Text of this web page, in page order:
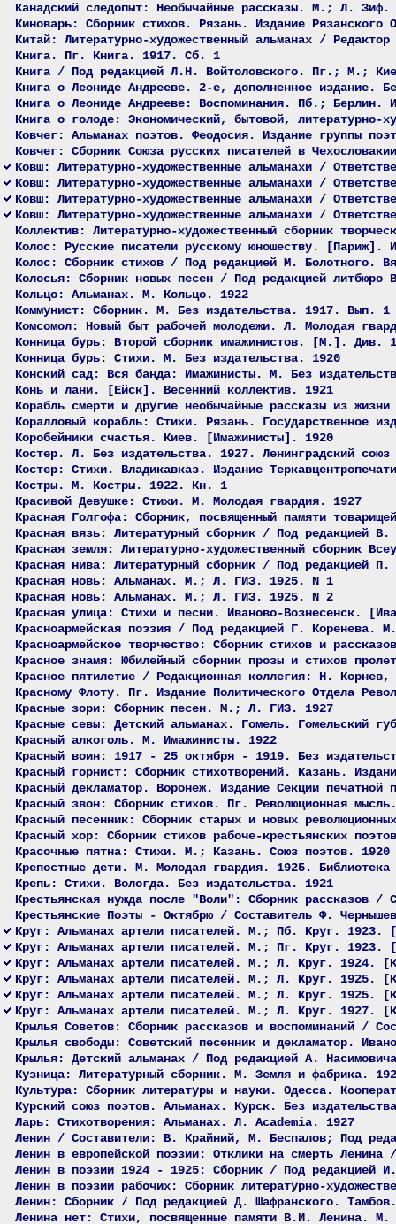
Канадский следопыт: Необычайные рассказы. М.; Л.
Киноварь: Сборник стихов. Рязань. Издание Рязанского
Китай: Литературно-художественный альманах /
Книга. Пг. Книга. 1917. Сб. 1
Книга / Под редакцией Л.Н. Войтоловского. Пг.; М.;
Книга о Леониде Андрееве. 2-е, дополненное издание.
Книга о Леониде Андрееве: Воспоминания. Пб.; Берлин.
Книга о голоде: Экономический, бытовой, литературно-
Ковчег: Альманах поэтов. Феодосия. Издание группы
Ковчег: Сборник Союза русских писателей в
Ковш: Литературно-художественные альманахи /
Ковш: Литературно-художественные альманахи /
Ковш: Литературно-художественные альманахи /
Ковш: Литературно-художественные альманахи /
Коллектив: Литературно-художественный сборник
Колос: Русские писатели русскому юношеству. [Париж].
Колос: Сборник стихов / Под редакцией М. Болотного.
Колосья: Сборник новых песен / Под редакцией
Кольцо: Альманах. М. Кольцо. 1922
Коммунист: Сборник. М. Без издательства. 1917. Вып. 1
Комсомол: Новый быт рабочей молодежи. Л. Молодая
Конница бурь: Второй сборник имажинистов. [М.]. Див.
Конница бурь: Стихи. М. Без издательства. 1920
Конский сад: Вся банда: Имажинисты. М. Без
Конь и лани. [Ейск]. Весенний коллектив. 1921
Корабль смерти и другие необычайные рассказы из
Коралловый корабль: Стихи. Рязань. Государственное
Коробейники счастья. Киев. [Имажинисты]. 1920
Костер. Л. Без издательства. 1927. Ленинградский союз
Костер: Стихи. Владикавказ. Издание
Костры. М. Костры. 1922. Кн. 1
Красивой Девушке: Стихи. М. Молодая гвардия. 1927
Красная Голгофа: Сборник, посвященный памяти
Красная вязь: Литературный сборник / Под редакцией
Красная земля: Литературно-художественный сборник
Красная нива: Литературный сборник / Под редакцией
Красная новь: Альманах. М.; Л. ГИЗ. 1925. N 1
Красная новь: Альманах. М.; Л. ГИЗ. 1925. N 2
Красная улица: Стихи и песни. Иваново-Вознесенск.
Красноармейская поэзия / Под редакцией Г. Коренева.
Красноармейское творчество: Сборник стихов и
Красное знамя: Юбилейный сборник прозы и стихов
Красное пятилетие / Редакционная коллегия: Н.
Красному Флоту. Пг. Издание Политического Отдела
Красные зори: Сборник песен. М.; Л. ГИЗ. 1927
Красные севы: Детский альманах. Гомель. Гомельский
Красный алкоголь. М. Имажинисты. 1922
Красный воин: 1917 - 25 октября - 1919. Без
Красный горнист: Сборник стихотворений. Казань.
Красный декламатор. Воронеж. Издание Секции
Красный звон: Сборник стихов. Пг. Революционная
Красный песенник: Сборник старых и новых
Красный хор: Сборник стихов рабоче-крестьянских
Красочные пятна: Стихи. М.; Казань. Союз поэтов. 1920
Крепостные дети. М. Молодая гвардия. 1925.
Крепь: Стихи. Вологда. Без издательства. 1921
Крестьянская нужда после "Воли": Сборник
Крестьянские Поэты - Октябрю / Составитель Ф.
Круг: Альманах артели писателей. М.; Пб. Круг.
Круг: Альманах артели писателей. М.; Пг. Круг.
Круг: Альманах артели писателей. М.; Л. Круг. 1924.
Круг: Альманах артели писателей. М.; Л. Круг. 1925.
Круг: Альманах артели писателей. М.; Л. Круг. 1925.
Круг: Альманах артели писателей. М.; Л. Круг. 1927.
Крылья Советов: Сборник рассказов и воспоминаний /
Крылья свободы: Советский песенник и декламатор.
Крылья: Детский альманах / Под редакцией А.
Кузница: Литературный сборник. М. Земля и фабрика.
Культура: Сборник литературы и науки. Одесса.
Курский союз поэтов. Альманах. Курск. Без
Ларь: Стихотворения: Альманах. Л. Academia. 1927
Ленин / Составители: В. Крайний, М. Беспалов; Под
Ленин в европейской поэзии: Отклики на смерть
Ленин в поэзии 1924 - 1925: Сборник / Под редакцией
Ленин в поэзии рабочих: Сборник литературно-
Ленин: Сборник / Под редакцией Д. Шафранского.
Ленина нет: Стихи, посвященные памяти В.И. Ленина.